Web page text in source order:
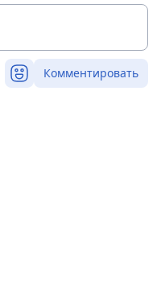
Комментировать